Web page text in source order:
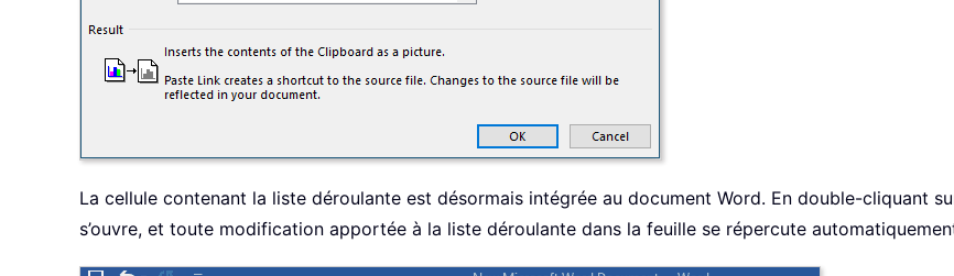
La cellule contenant la liste déroulante est désormais intégrée au document Word. En double-cliquant
s’ouvre, et toute modification apportée à la liste déroulante dans la feuille se répercute